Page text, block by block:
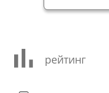
рейтинг